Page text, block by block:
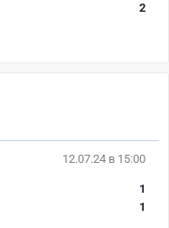
2
12.07.24 в 15:00
1
1